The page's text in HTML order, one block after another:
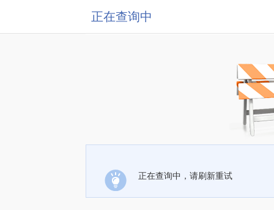
正在查询中
正在查询中，请刷新重试